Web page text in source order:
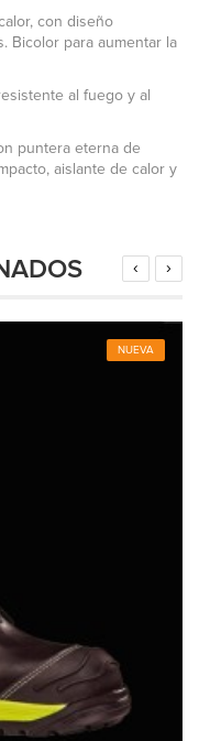
con diseño
Bicolor para aumentar la
al fuego y al
puntera eterna de
aislante de calor y
‹ ›
NUEVA